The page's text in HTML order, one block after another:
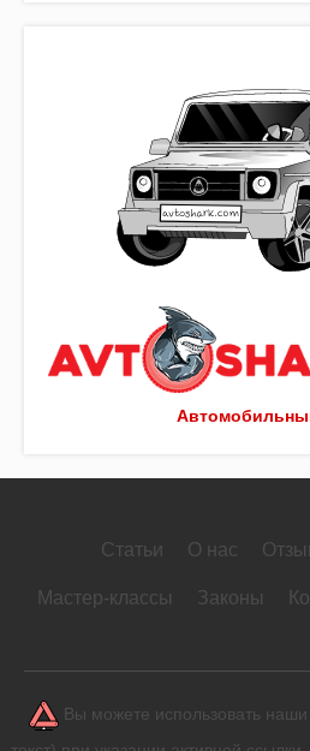
Статьи О нас
Мастер-классы Законы
Вы можете использовать